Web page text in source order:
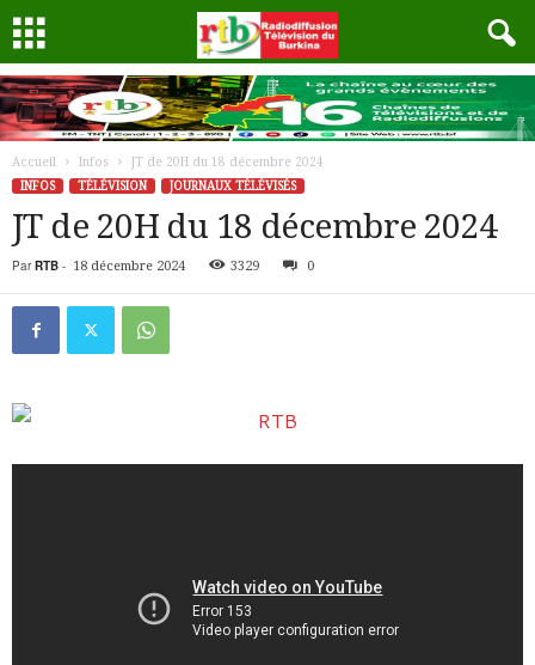
Accueil Infos
JT de 20H du 18 décembre 2024
INFOS
TÉLÉVISION JOURNAUX TÉLÉVISÉS
JT de 20H du 18 décembre 2024
Par RTB - 18 décembre 2024 3329 0